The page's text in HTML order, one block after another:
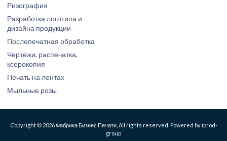
Ризография
Разработка логотипа и
дизайна продукции
Послепечатная обработка
Чертежи, распечатка,
ксерокопия
Печать на лентах
Мыльные розы
Copyright © 2026 Фабрика Бизнес Печати, All rights reserved. Powered by iprod-
group